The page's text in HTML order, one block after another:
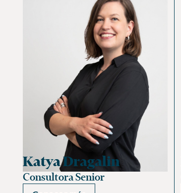
Katya Dragalin
Consultora Senior